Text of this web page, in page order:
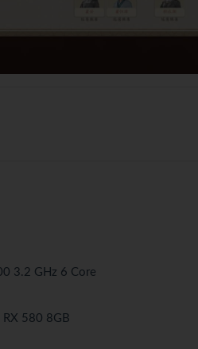
3.2 GHz 6 Core
580 8GB